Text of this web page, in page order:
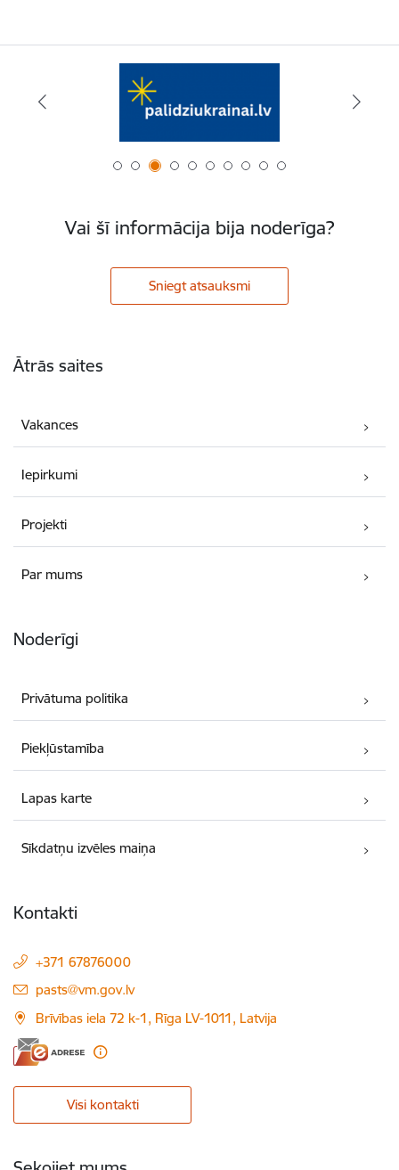
Vai šī informācija bija noderīga?
Sniegt atsauksmi
Ātrās saites
Vakances
Iepirkumi
Projekti
Par mums
Noderīgi
Privātuma politika
Piekļūstamība
Lapas karte
Sīkdatņu izvēles maiņa
Kontakti
+371 67876000
E-pasts:
pasts@vm.gov.lv
Brīvības iela 72 k-1, Rīga LV-1011, Latvija
Visi kontakti